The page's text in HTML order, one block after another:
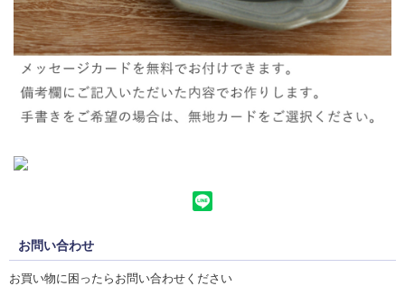
お問い合わせ
お買い物に困ったらお問い合わせください